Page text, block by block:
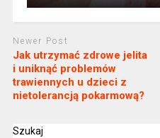
Newer Post
Jak utrzymać zdrowe jelita
i uniknąć problemów
trawiennych u dzieci z
nietolerancją pokarmową?
Szukaj